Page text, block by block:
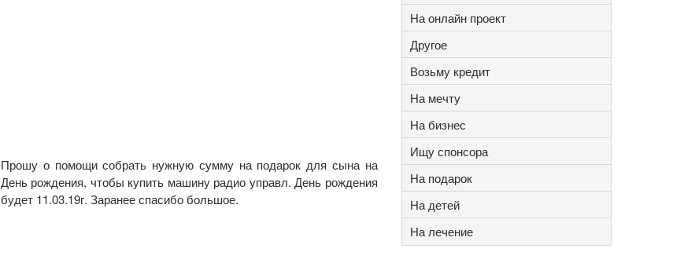
Прошу о помощи собрать нужную сумму на подарок для сына на
День рождения, чтобы купить машину радио управл. День рождения
будет 11.03.19г. Заранее спасибо большое.
На онлайн проект
Другое
Возьму кредит
На мечту
На бизнес
Ищу спонсора
На подарок
На детей
На лечение